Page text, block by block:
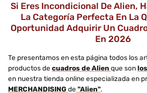
Si Eres Incondicional De Alien,
La Categoría Perfecta En La
Oportunidad Adquirir Un
En 2026
Te presentamos en esta página todos los
productos de cuadros de Alien que son
en nuestra tienda online especializada en
MERCHANDISINGde "Alien".